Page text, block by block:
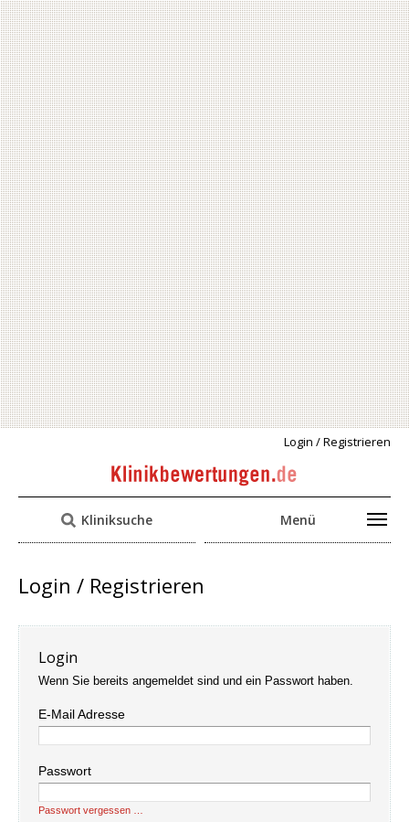
Login / Registrieren
Kliniksuche Menü
Login / Registrieren
Login
Wenn Sie bereits angemeldet sind und ein Passwort haben.
E-Mail Adresse
Passwort
Passwort vergessen …